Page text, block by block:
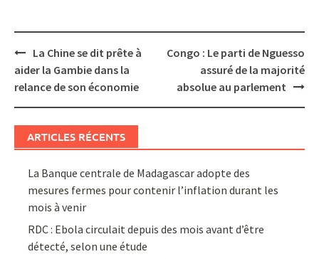
Post
navigation
La Chine se dit prête à
aider la Gambie dans la
relance de son économie
Congo : Le parti de Nguesso
assuré de la majorité
absolue au parlement
ARTICLES RÉCENTS
La Banque centrale de Madagascar adopte des
mesures fermes pour contenir l’inflation durant les
mois à venir
RDC : Ebola circulait depuis des mois avant d’être
détecté, selon une étude